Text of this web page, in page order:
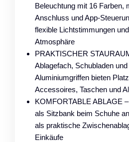
Beleuchtung mit 16 Farben,
Anschluss und App-
flexible Lichtstimmungen
Atmosphäre
PRAKTISCHER
Ablagefach, Schubladen
Aluminiumgriffen bieten
Accessoires, Taschen und
KOMFORTABLE ABLAGE
als Sitzbank beim Schuhe
als praktische
Einkäufe